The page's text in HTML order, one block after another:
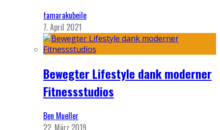
tamarakubeile
7. April 2021
Bewegter Lifestyle dank moderner
Fitnessstudios
Ben Mueller
22. März 2019